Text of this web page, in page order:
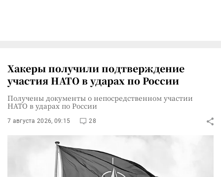
Хакеры получили подтверждение
участия НАТО в ударах по России
Получены документы о непосредственном участии
НАТО в ударах по России
7 августа 2026, 09:15 28